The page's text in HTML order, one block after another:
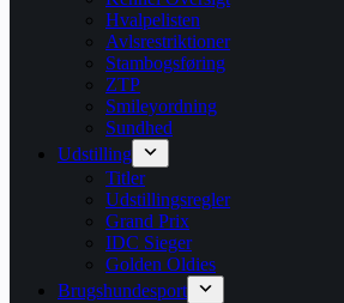
Hvalpelisten
Avlsrestriktioner
Stambogsføring
ZTP
Smileyordning
Sundhed
Udstilling
Titler
Udstillingsregler
Grand Prix
IDC Sieger
Golden Oldies
Brugshundesport